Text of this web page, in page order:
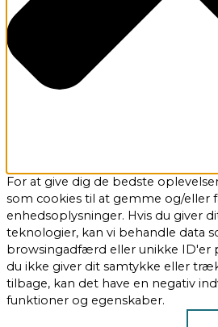
For at give dig de bedste
som cookies til at gemme og/eller
enhedsoplysninger. Hvis du giver
teknologier, kan vi behandle data
browsingadfærd eller unikke ID'er
du ikke giver dit samtykke eller
tilbage, kan det have en negativ
funktioner og egenskaber.